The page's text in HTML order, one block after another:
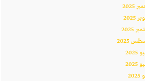
2025
2025
2025
2025